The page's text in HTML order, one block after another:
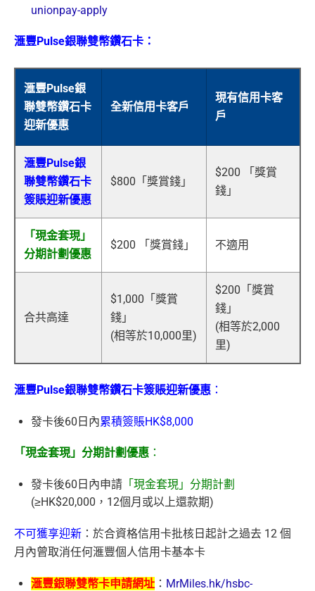
unionpay-apply
滙豐Pulse銀聯雙幣鑽石卡：
滙豐Pulse銀
聯雙幣鑽石卡
迎新優惠
全新信用卡客戶
現有信用卡客
戶
滙豐Pulse銀
聯雙幣鑽石卡
簽賬迎新優惠
$800「獎賞錢」
$200 「獎賞
錢」
「現金套現」
分期計劃優惠
$200 「獎賞錢」 不適用
合共高達
$1,000「獎賞
錢」
(相等於10,000里)
$200「獎賞
錢」
(相等於2,000
里)
滙豐Pulse銀聯雙幣鑽石卡簽賬迎新優惠 ：
發卡後60日內累積簽賬HK$8,000
「現金套現」分期計劃優惠 ：
發卡後60日內申請 「現金套現」分期計劃
(≥HK$20,000，12個月或以上還款期)
不可獲享迎新 ：於合資格信用卡批核日起計之過去 12 個
月內曾取消任何滙豐個人信用卡基本卡
滙豐銀聯雙幣卡申請網址 ： MrMiles.hk/hsbc-